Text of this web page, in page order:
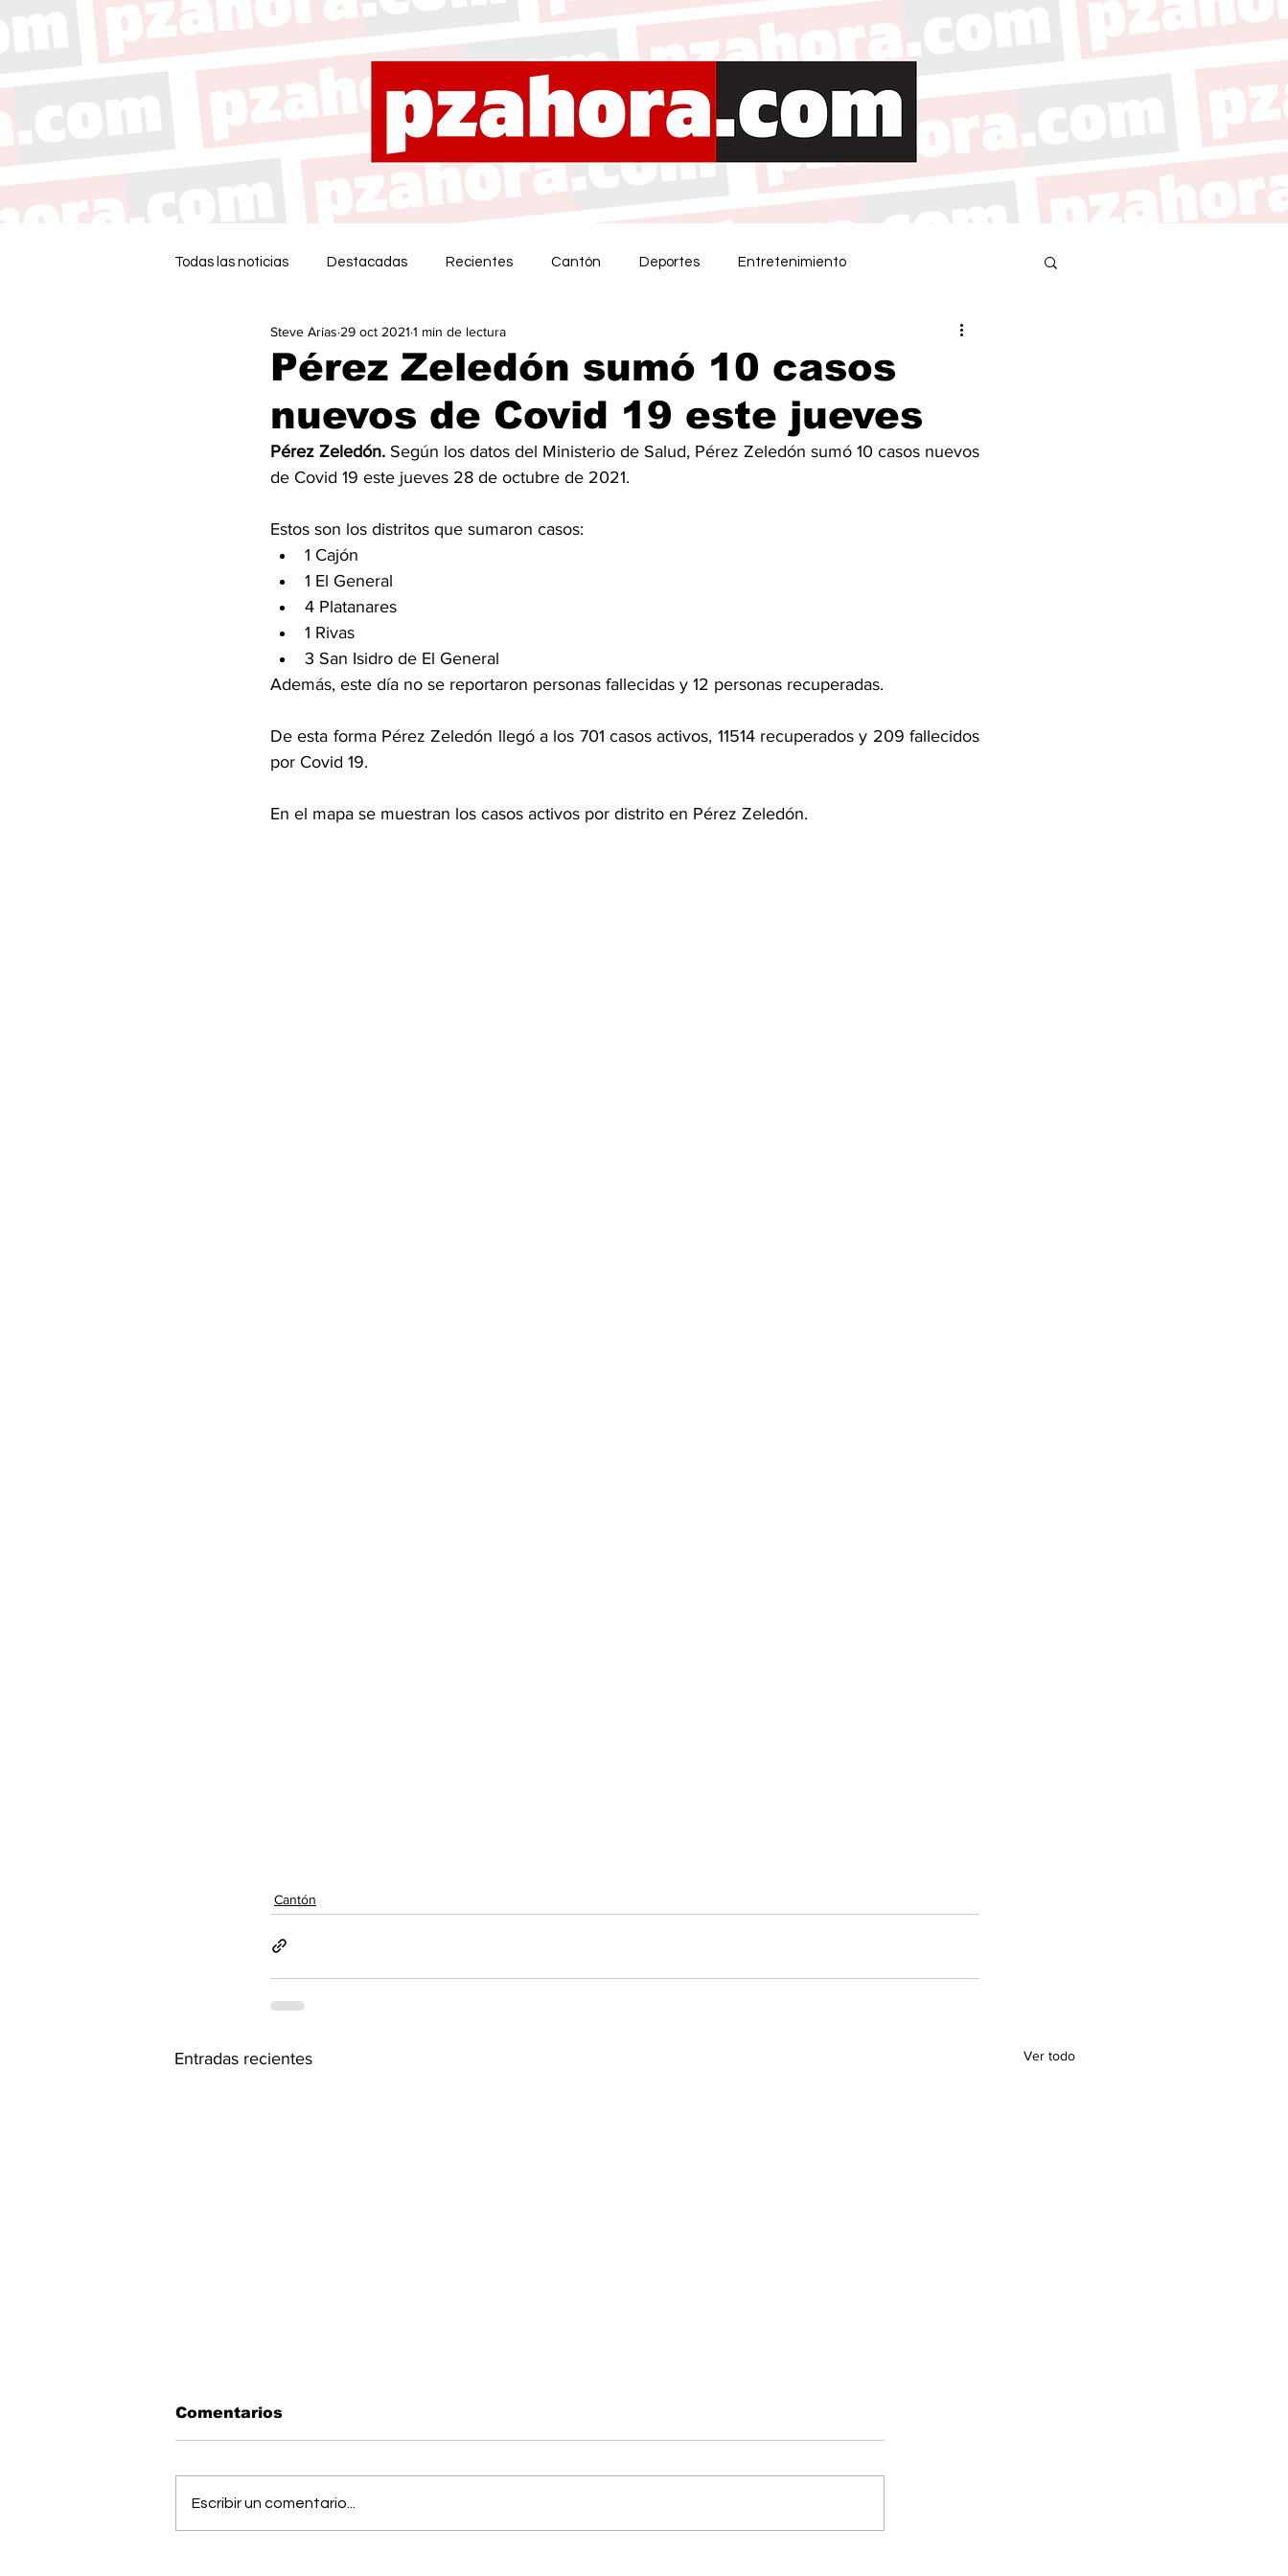
Todas las noticias Destacadas Recientes Cantón Deportes Entretenimiento
Pérez Zeledón sumó 10 casos
nuevos de Covid 19 este jueves
Steve Arias 29 oct 2021 1 min de lectura
Pérez Zeledón. Según los datos del Ministerio de Salud, Pérez Zeledón sumó 10 casos nuevos
de Covid 19 este jueves 28 de octubre de 2021.
Estos son los distritos que sumaron casos:
1 Cajón
1 El General
4 Platanares
1 Rivas
3 San Isidro de El General
Además, este día no se reportaron personas fallecidas y 12 personas recuperadas.
De esta forma Pérez Zeledón llegó a los 701 casos activos, 11514 recuperados y 209 fallecidos
por Covid 19.
En el mapa se muestran los casos activos por distrito en Pérez Zeledón.
Cantón
Entradas recientes Ver todo
Comentarios
Escribir un comentario...